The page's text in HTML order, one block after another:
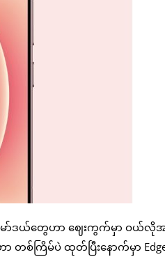
မော်ဒယ်တွေဟာ ဈေးကွက်မှာ ဝယ်လိုအ
ကြိမ်ပဲ ထုတ်ပြီးနောက်မှာ